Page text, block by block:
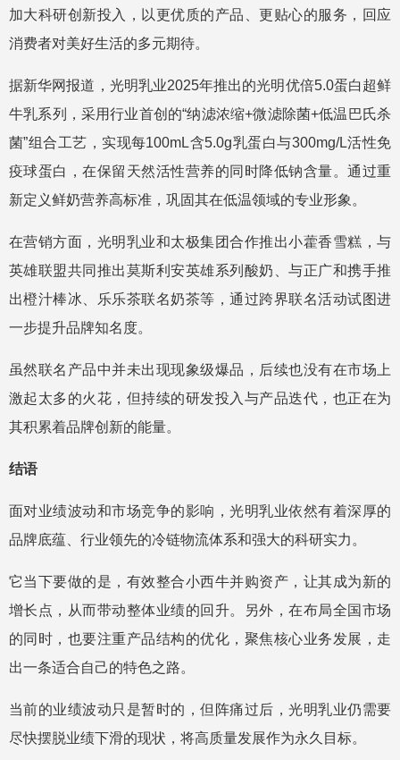
加大科研创新投入，以更优质的产品、更贴心的服务，回应
消费者对美好生活的多元期待。
据新华网报道，光明乳业2025年推出的光明优倍5.0蛋白超鲜
牛乳系列，采用行业首创的“纳滤浓缩+微滤除菌+低温巴氏杀
菌”组合工艺，实现每100mL含5.0g乳蛋白与300mg/L活性免
疫球蛋白，在保留天然活性营养的同时降低钠含量。通过重
新定义鲜奶营养高标准，巩固其在低温领域的专业形象。
在营销方面，光明乳业和太极集团合作推出小藿香雪糕，与
英雄联盟共同推出莫斯利安英雄系列酸奶、与正广和携手推
出橙汁棒冰、乐乐茶联名奶茶等，通过跨界联名活动试图进
一步提升品牌知名度。
虽然联名产品中并未出现现象级爆品，后续也没有在市场上
激起太多的火花，但持续的研发投入与产品迭代，也正在为
其积累着品牌创新的能量。
结语
面对业绩波动和市场竞争的影响，光明乳业依然有着深厚的
品牌底蕴、行业领先的冷链物流体系和强大的科研实力。
它当下要做的是，有效整合小西牛并购资产，让其成为新的
增长点，从而带动整体业绩的回升。另外，在布局全国市场
的同时，也要注重产品结构的优化，聚焦核心业务发展，走
出一条适合自己的特色之路。
当前的业绩波动只是暂时的，但阵痛过后，光明乳业仍需要
尽快摆脱业绩下滑的现状，将高质量发展作为永久目标。